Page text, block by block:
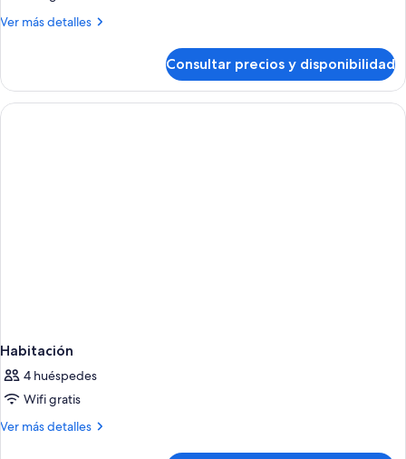
ACCESIBLE
Ver más detalles
Más
ACCESIBLE
Consultar precios y disponibilidad
Habitación
4 huéspedes
Wifi gratis
Ver más detalles
Más